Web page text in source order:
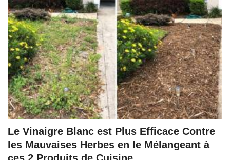
Le Vinaigre Blanc est Plus Efficace Contre
les Mauvaises Herbes en le Mélangeant à